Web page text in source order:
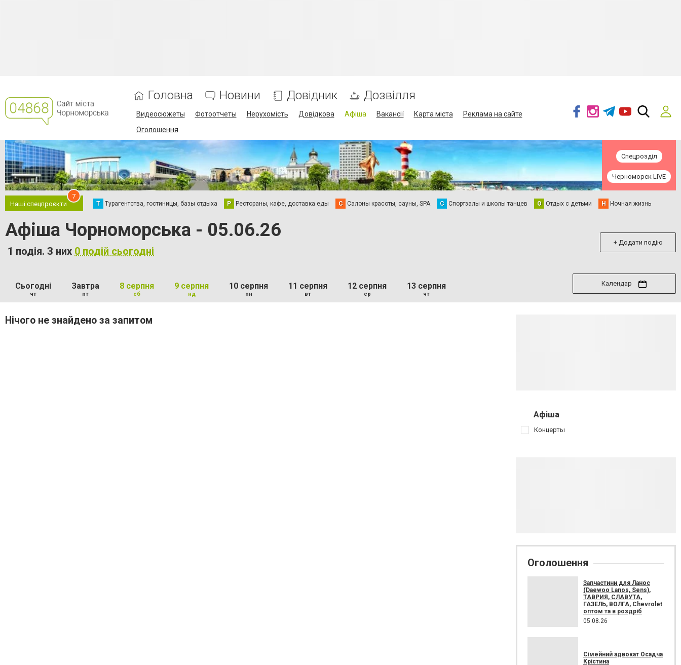
Головна Новини Довідник Дозвілля
Видеосюжеты Фотоотчеты Нерухомість Довідкова Афіша Вакансії Карта міста
Реклама на сайте
Оголошення
Спецрозділ
Черноморск LIVE
Наші спецпроєкти
7
Т Турагентства, гостиницы, базы отдыха Р Рестораны, кафе, доставка еды С Салоны красоты, сауны, SPA С Спортзалы и школы танцев О Отдых с детьми Н Ночная жизнь
Афіша Чорноморська - 05.06.26
1 подія. З них 0 подій сьогодні
+ Додати подію
Сьогодні
чт
Завтра
пт
8 серпня
сб
9 серпня
нд
10 серпня
пн
11 серпня
вт
12 серпня
ср
13 серпня
чт
Календар
Нічого не знайдено за запитом
Афіша
Концерты
Оголошення
Запчастини для Ланос
(Daewoo Lanos, Sens),
ТАВРИЯ, СЛАВУТА,
ГАЗЕЛЬ, ВОЛГА, Chevrolet
оптом та в роздріб
05.08.26
Сімейний адвокат Осадча
Крістина